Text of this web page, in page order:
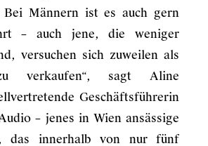
Bei Männern ist es auch gern
– auch jene, die weniger
versuchen sich zuweilen als
verkaufen“, sagt Aline
Geschäftsführerin
– jenes in Wien ansässige
das innerhalb von nur fünf